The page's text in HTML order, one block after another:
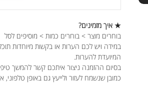
★ איך מזמינים?
בוחרים מוצר > בוחרים כמות > מוסיפים לסל
במידה ויש לכם הערות או בקשות מיוחדות
המיועדת להערות.
בסיום ההזמנה ניצור איתכם קשר להמשך
כמובן שנשמח לעזור ולייעץ גם באופן